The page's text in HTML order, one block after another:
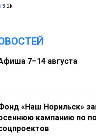
3.2k
7–14 августа
«Наш Норильск»
кампанию по